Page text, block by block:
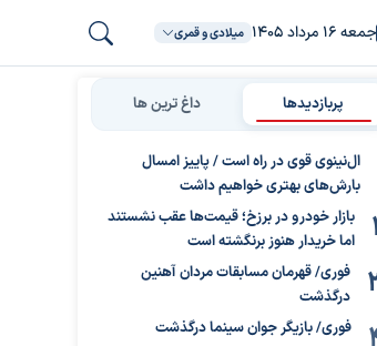
جمعه ۱۶ مرداد ۱۴۰۵ میلادی و قمری
پربازدیدها داغ ترین ها
ال‌نینوی قوی در راه است / پاییز امسال
بارش‌های بهتری خواهیم داشت
بازار خودرو در برزخ؛ قیمت‌ها عقب نشستند
اما خریدار هنوز برنگشته است
فوری/ قهرمان مسابقات مردان آهنین
درگذشت
فوری/ بازیگر جوان سینما درگذشت